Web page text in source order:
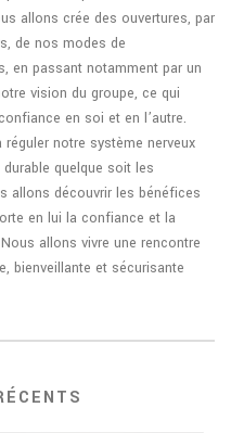
allons crée des ouvertures, par
de nos modes de
en passant notamment par un
vision du groupe, ce qui
en soi et en l’autre.
notre système nerveux
quelque soit les
allons découvrir les bénéfices
en lui la confiance et la
allons vivre une rencontre
bienveillante et sécurisante